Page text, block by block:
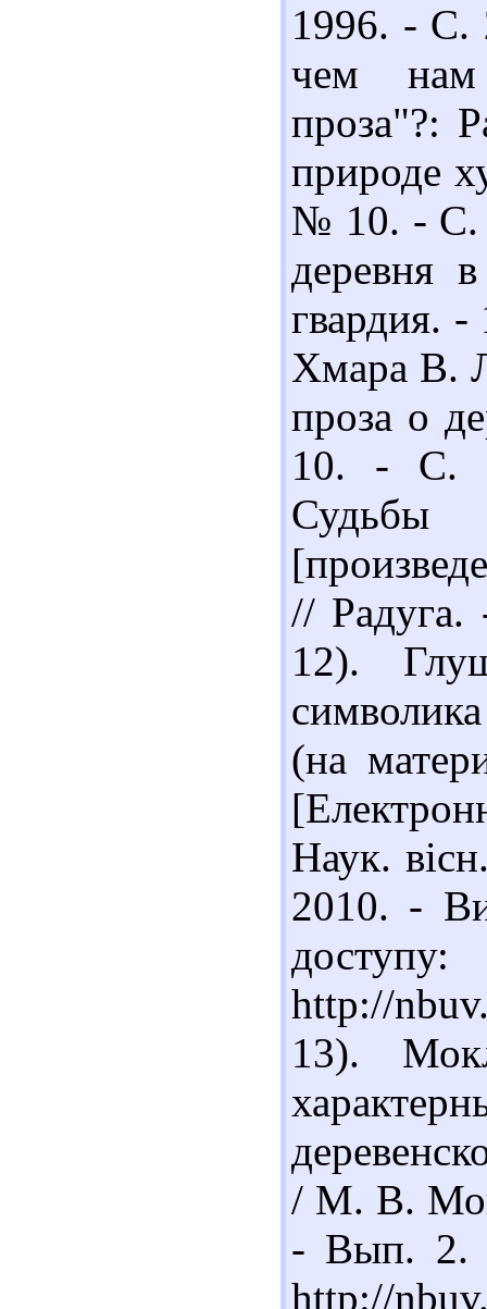
1996. - С.
чем нам
проза"?:
природе
№ 10. - С.
деревня
гвардия.
Хмара В.
проза о
10. - С.
Судьбы
//
12).
(на
Наук.
2010. -
доступу:
http://
13).
/ М. В.
- Вып. 2.
http://